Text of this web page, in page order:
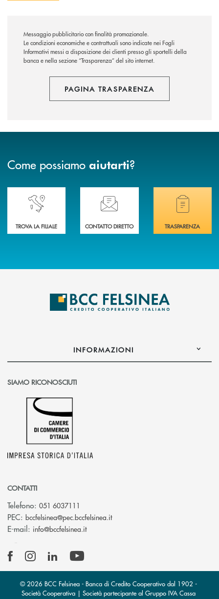
Messaggio pubblicitario con finalità promozionale.
Le condizioni economiche e contrattuali sono indicate nei Fogli
Informativi messi a disposizione dei clienti presso gli sportelli della
banca e nella sezione “Trasparenza” del sito internet.
PAGINA TRASPARENZA
Come possiamo aiutarti?
Accedi all' elenco completo delle nostre&nbsp; filiali .
TROVA LA FILIALE
Ti serve assistenza immediata? Contattaci!
CONTATTO DIRETTO
Hai bisogno di
TRASPARENZA
INFORMAZIONI
SIAMO RICONOSCIUTI
CONTATTI
Telefono: 051 6037111
PEC: bccfelsinea@pec.bccfelsinea.it(si apre l’app di posta
E-mail: info@bccfelsinea.it(si apre l’app di posta elettronica)
© 2026 BCC Felsinea - Banca di Credito Cooperativo dal 1902 -
Società Cooperativa | Società partecipante al Gruppo IVA Cassa